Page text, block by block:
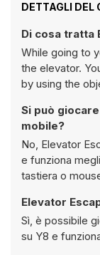
DETTAGLI DEL
Di cosa tratta
While going to
the elevator.
by using the
Si può
mobile?
No, Elevator
e funziona
tastiera o
Elevator
Sì, è possibile
su Y8 e